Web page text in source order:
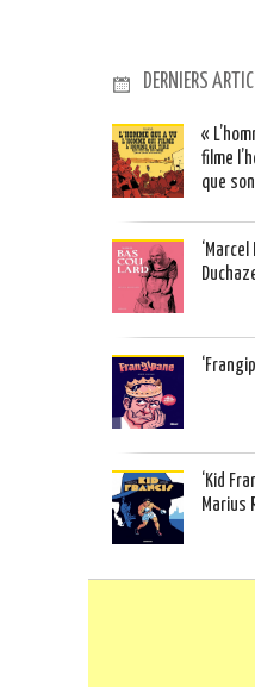
DERNIERS
«
filme
que
‘Kid
Marius